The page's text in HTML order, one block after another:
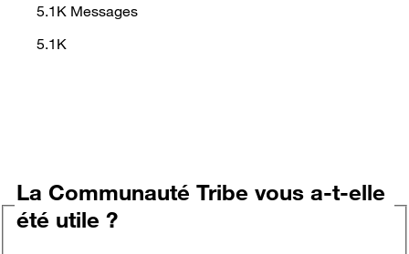
5.1K Messages
5.1K
La Communauté Tribe vous a-t-elle
été utile ?